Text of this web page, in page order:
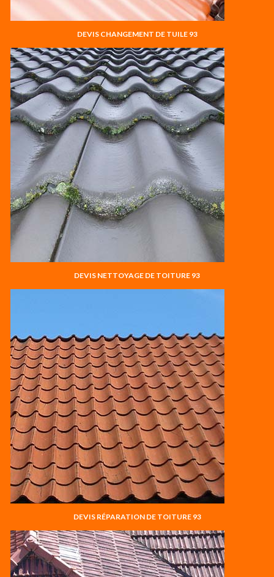
DEVIS CHANGEMENT DE TUILE 93
DEVIS NETTOYAGE DE TOITURE 93
DEVIS RÉPARATION DE TOITURE 93